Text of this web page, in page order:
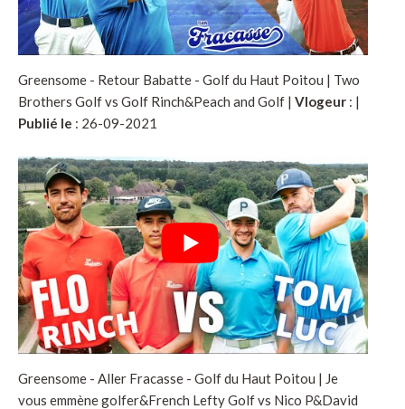
Greensome - Retour Babatte - Golf du Haut Poitou | Two
Brothers Golf vs Golf Rinch&Peach and Golf | Vlogeur : |
Publié le : 26-09-2021
Greensome - Aller Fracasse - Golf du Haut Poitou | Je
vous emmène golfer&French Lefty Golf vs Nico P&David